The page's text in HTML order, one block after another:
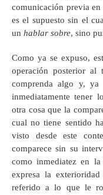
comunicación previa
es el supuesto sin el
un hablar sobre, sino
Como ya se expuso,
operación posterior
comprenda algo y,
inmediatamente tener
otra cosa que la
cual no tiene sentido
visto desde este
comparece sin su
como inmediatez en la
expresa la
referido a lo que le